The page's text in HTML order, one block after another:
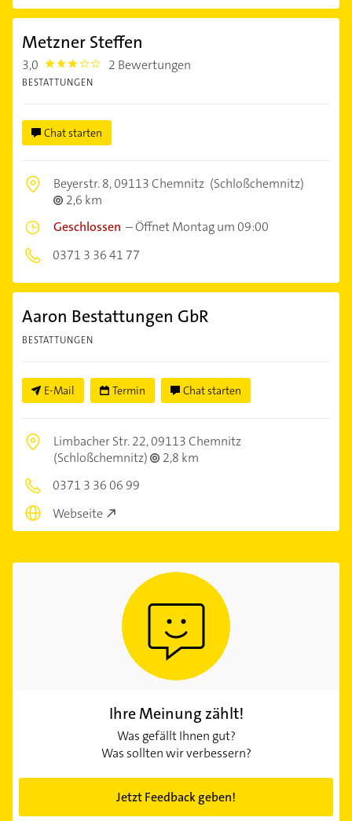
Metzner Steffen
3,0 3.0 2 Bewertungen
BESTATTUNGEN
Chat starten
Beyerstr. 8,09113 Chemnitz (Schloßchemnitz)
2,6 km
Geschlossen –Öffnet Montag um 09:00
0371 3 36 41 77
Aaron Bestattungen GbR
BESTATTUNGEN
E-Mail Termin Chat starten
Limbacher Str. 22,09113 Chemnitz
(Schloßchemnitz)
2,8 km
0371 3 36 06 99
Webseite
Ihre Meinung zählt!
Was gefällt Ihnen gut?
Was sollten wir verbessern?
Jetzt Feedback geben!